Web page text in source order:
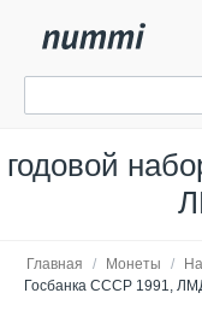
годовой
Главная / Монеты /
Госбанка СССР 1991,